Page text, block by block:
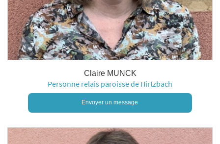
Claire MUNCK
Personne relais paroisse de Hirtzbach
Envoyer un message